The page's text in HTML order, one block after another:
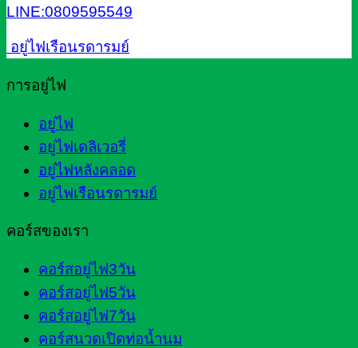
LINE:0809595549
อยู่ไฟเรือนรดารมย์
การอยู่ไฟ
อยู่ไฟ
อยู่ไฟเดลิเวอรี่
อยู่ไฟหลังคลอด
อยู่ไฟเรือนรดารมย์
คอร์สของเรา
คอร์สอยู่ไฟ3วัน
คอร์สอยู่ไฟ5วัน
คอร์สอยู่ไฟ7วัน
คอร์สนวดเปิดท่อน้ำนม